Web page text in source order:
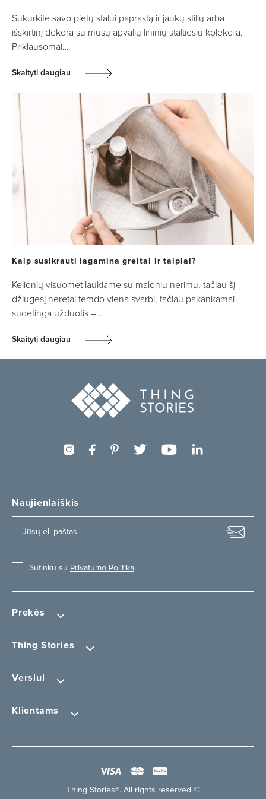
Sukurkite savo pietų stalui paprastą ir jaukų stilių arba
išskirtinį dekorą su mūsų apvalių lininių staltiesių kolekcija.
Priklausomai…
Skaityti daugiau
Kaip susikrauti lagaminą greitai ir talpiai?
Kelionių visuomet laukiame su maloniu nerimu, tačiau šį
džiugesį neretai temdo viena svarbi, tačiau pakankamai
sudėtinga užduotis –…
Skaityti daugiau
Prekės
Thing Stories
Verslui
Klientams
Naujienlaiškis
Sutinku su Privatumo Politika.
Thing Stories®. All rights reserved ©